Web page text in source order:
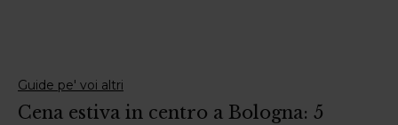
Guide pe' voi altri
Cena estiva in centro a Bologna: 5